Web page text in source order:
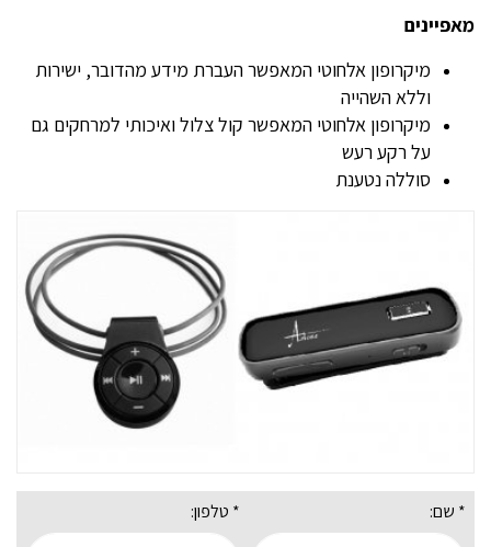
מאפיינים
מיקרופון אלחוטי המאפשר העברת מידע מהדובר, ישירות
וללא השהייה
מיקרופון אלחוטי המאפשר קול צלול ואיכותי למרחקים גם
על רקע רעש
סוללה נטענת
* שם: * טלפון: